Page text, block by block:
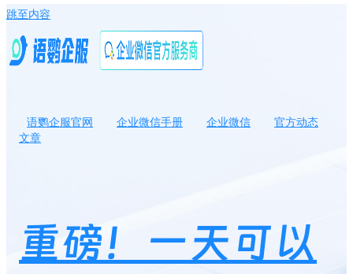
跳至内容
语鹦企服官网 企业微信手册 企业微信
官方动态
文章
重磅！一天可以